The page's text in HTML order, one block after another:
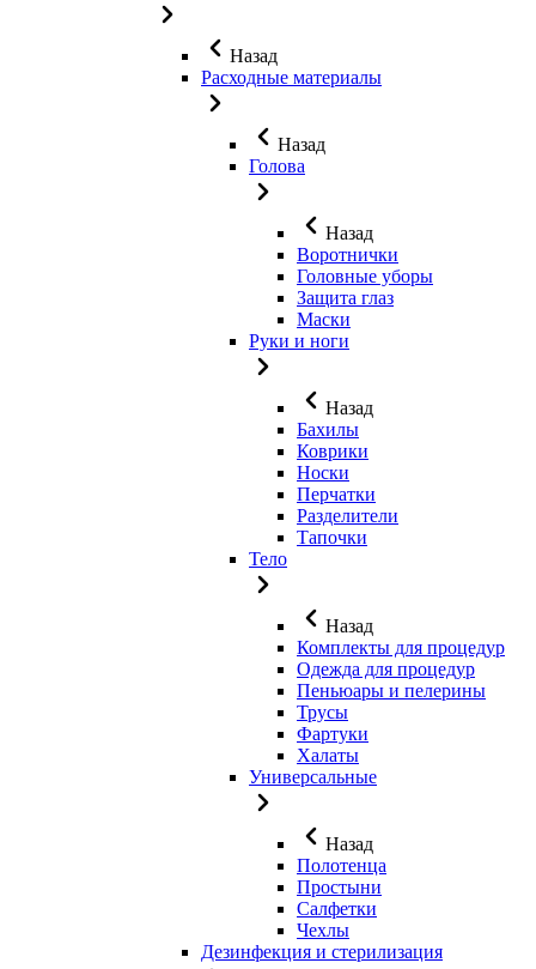
Назад
Расходные материалы
Назад
Голова
Назад
Воротнички
Головные уборы
Защита глаз
Маски
Руки и ноги
Назад
Бахилы
Коврики
Носки
Перчатки
Разделители
Тапочки
Тело
Назад
Комплекты для процедур
Одежда для процедур
Пеньюары и пелерины
Трусы
Фартуки
Халаты
Универсальные
Назад
Полотенца
Простыни
Салфетки
Чехлы
Дезинфекция и стерилизация